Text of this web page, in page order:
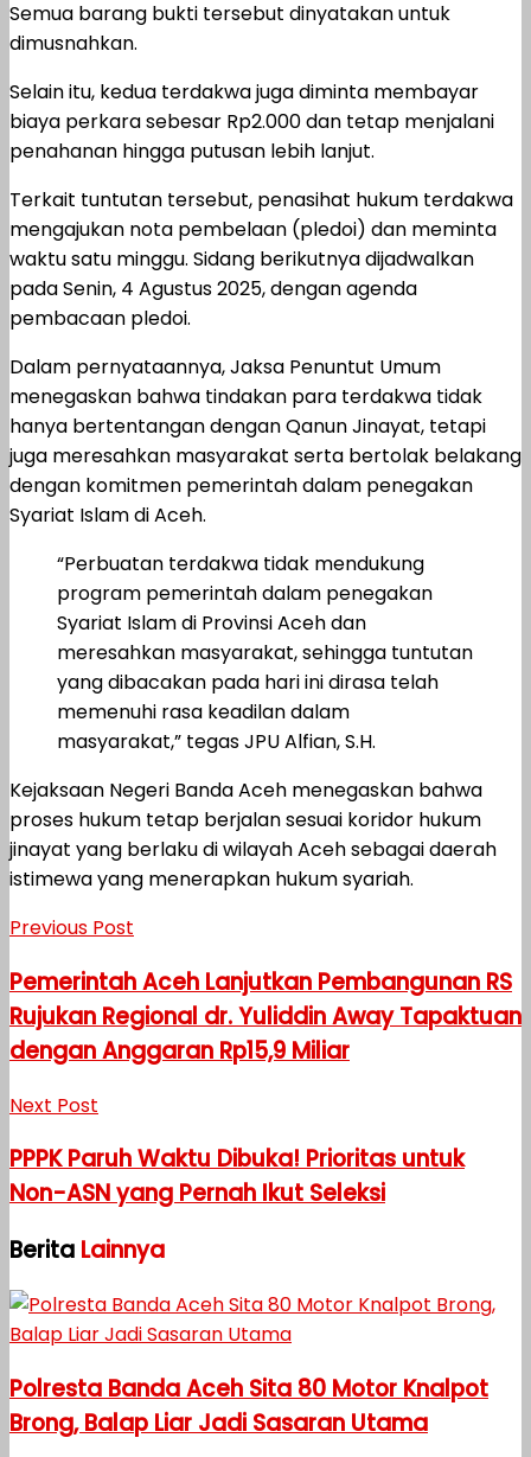
Semua barang bukti tersebut dinyatakan untuk
dimusnahkan.
Selain itu, kedua terdakwa juga diminta membayar
biaya perkara sebesar Rp2.000 dan tetap menjalani
penahanan hingga putusan lebih lanjut.
Terkait tuntutan tersebut, penasihat hukum terdakwa
mengajukan nota pembelaan (pledoi) dan meminta
waktu satu minggu. Sidang berikutnya dijadwalkan
pada Senin, 4 Agustus 2025, dengan agenda
pembacaan pledoi.
Dalam pernyataannya, Jaksa Penuntut Umum
menegaskan bahwa tindakan para terdakwa tidak
hanya bertentangan dengan Qanun Jinayat, tetapi
juga meresahkan masyarakat serta bertolak belakang
dengan komitmen pemerintah dalam penegakan
Syariat Islam di Aceh.
“Perbuatan terdakwa tidak mendukung
program pemerintah dalam penegakan
Syariat Islam di Provinsi Aceh dan
meresahkan masyarakat, sehingga tuntutan
yang dibacakan pada hari ini dirasa telah
memenuhi rasa keadilan dalam
masyarakat,” tegas JPU Alfian, S.H.
Kejaksaan Negeri Banda Aceh menegaskan bahwa
proses hukum tetap berjalan sesuai koridor hukum
jinayat yang berlaku di wilayah Aceh sebagai daerah
istimewa yang menerapkan hukum syariah.
Previous Post
Pemerintah Aceh Lanjutkan Pembangunan RS
Rujukan Regional dr. Yuliddin Away Tapaktuan
dengan Anggaran Rp15,9 Miliar
Next Post
PPPK Paruh Waktu Dibuka! Prioritas untuk
Non-ASN yang Pernah Ikut Seleksi
Berita Lainnya
Polresta Banda Aceh Sita 80 Motor Knalpot
Brong, Balap Liar Jadi Sasaran Utama